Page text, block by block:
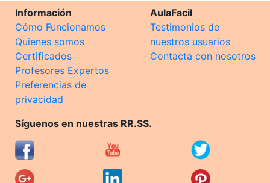
Información
Cómo Funcionamos
Quienes somos
Certificados
Profesores Expertos
Preferencias de
privacidad
AulaFacil
Testimonios de
nuestros usuarios
Contacta con nosotros
Síguenos en nuestras RR.SS.